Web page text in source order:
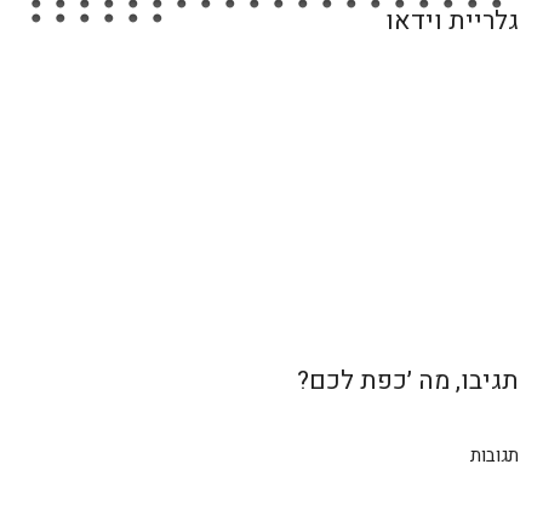
גלריית וידאו
תגיבו, מה ׳כפת לכם?
תגובות